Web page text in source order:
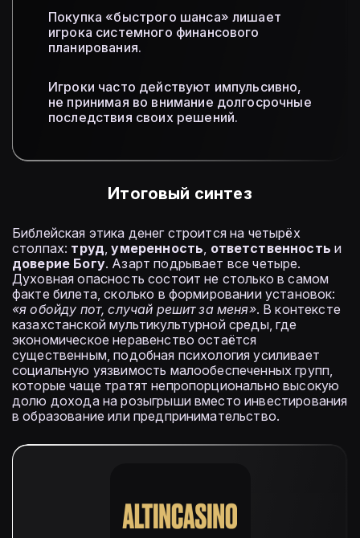
Покупка «быстрого шанса» лишает
игрока системного финансового
планирования.
Игроки часто действуют импульсивно,
не принимая во внимание долгосрочные
последствия своих решений.
Итоговый синтез
Библейская этика денег строится на четырёх
столпах: труд,умеренность, ответственность и
доверие Богу. Азарт подрывает все четыре.
Духовная опасность состоит не столько в самом
факте билета, сколько в формировании установок:
«я обойду пот, случай решит за меня». В контексте
казахстанской мультикультурной среды, где
экономическое неравенство остаётся
существенным, подобная психология усиливает
социальную уязвимость малообеспеченных групп,
которые чаще тратят непропорционально высокую
долю дохода на розыгрыши вместо инвестирования
в образование или предпринимательство.